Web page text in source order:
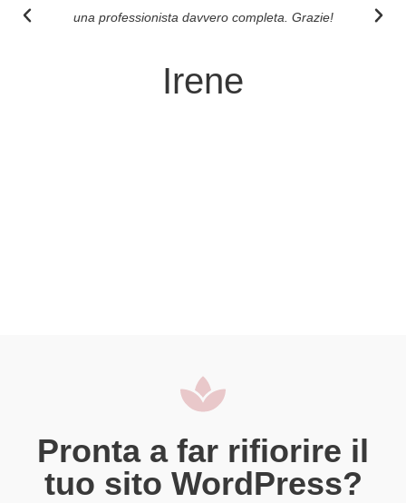
una professionista davvero completa. Grazie!
Irene
Pronta a far rifiorire il
tuo sito WordPress?